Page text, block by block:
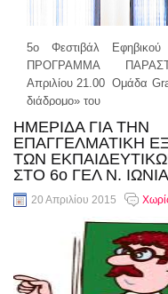
5ο Φεστιβάλ
ΠΡΟΓΡΑΜΜΑ
Απριλίου 21.00 Ομάδα
διάδρομο» του
συνέχεια..
ΗΜΕΡΙΔΑ ΓΙΑ ΤΗΝ
ΕΠΑΓΓΕΛΜΑΤΙΚΗ
ΤΩΝ
ΣΤΟ 6ο ΓΕΛ Ν.
20 Απριλίου 2015